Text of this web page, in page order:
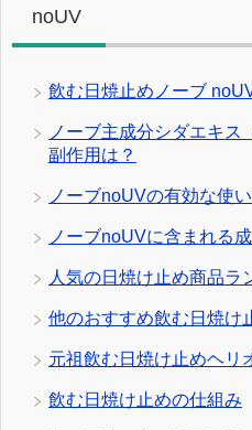
noUV
飲む日焼止めノーブ
ノーブ主成分シダエキ
副作用は？
ノーブnoUVの有効な使
ノーブnoUVに含まれる
人気の日焼け止め商品ラ
他のおすすめ飲む日焼け
元祖飲む日焼け止めヘリ
飲む日焼け止めの仕組み